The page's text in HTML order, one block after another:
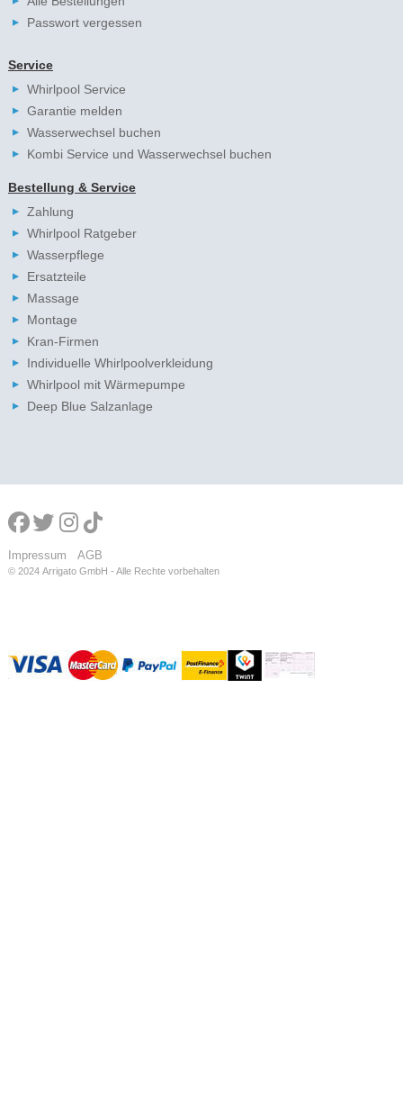
Passwort vergessen
Service
Whirlpool Service
Garantie melden
Wasserwechsel buchen
Kombi Service und Wasserwechsel buchen
Bestellung & Service
Zahlung
Whirlpool Ratgeber
Wasserpflege
Ersatzteile
Massage
Montage
Kran-Firmen
Individuelle Whirlpoolverkleidung
Whirlpool mit Wärmepumpe
Deep Blue Salzanlage
Impressum AGB
© 2024 Arrigato GmbH - Alle Rechte vorbehalten